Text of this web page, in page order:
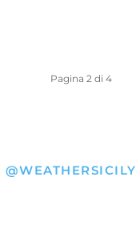
Pagina 2 di 4
@WEATHERSICILY